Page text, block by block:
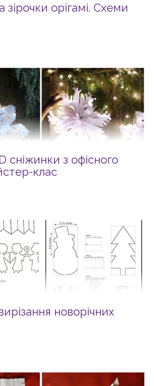
зірочки орігамі. Схеми
сніжинки з офісного
клас
новорічних